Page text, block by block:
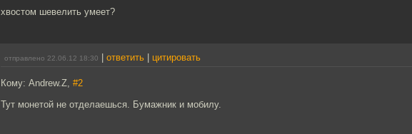
хвостом шевелить умеет?
отправлено 22.06.12 18:30 ответить цитировать
Кому: Andrew.Z, #2
Тут монетой не отделаешься. Бумажник и мобилу.